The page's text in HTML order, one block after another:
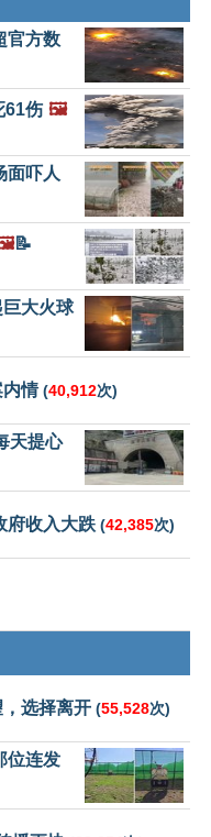
官方数
61伤 🖼️
面吓人
📝
大火球
内情(40,912次)
天提心
府收入大跌 (42,385次)
选择离开 (55,528次)
位连发